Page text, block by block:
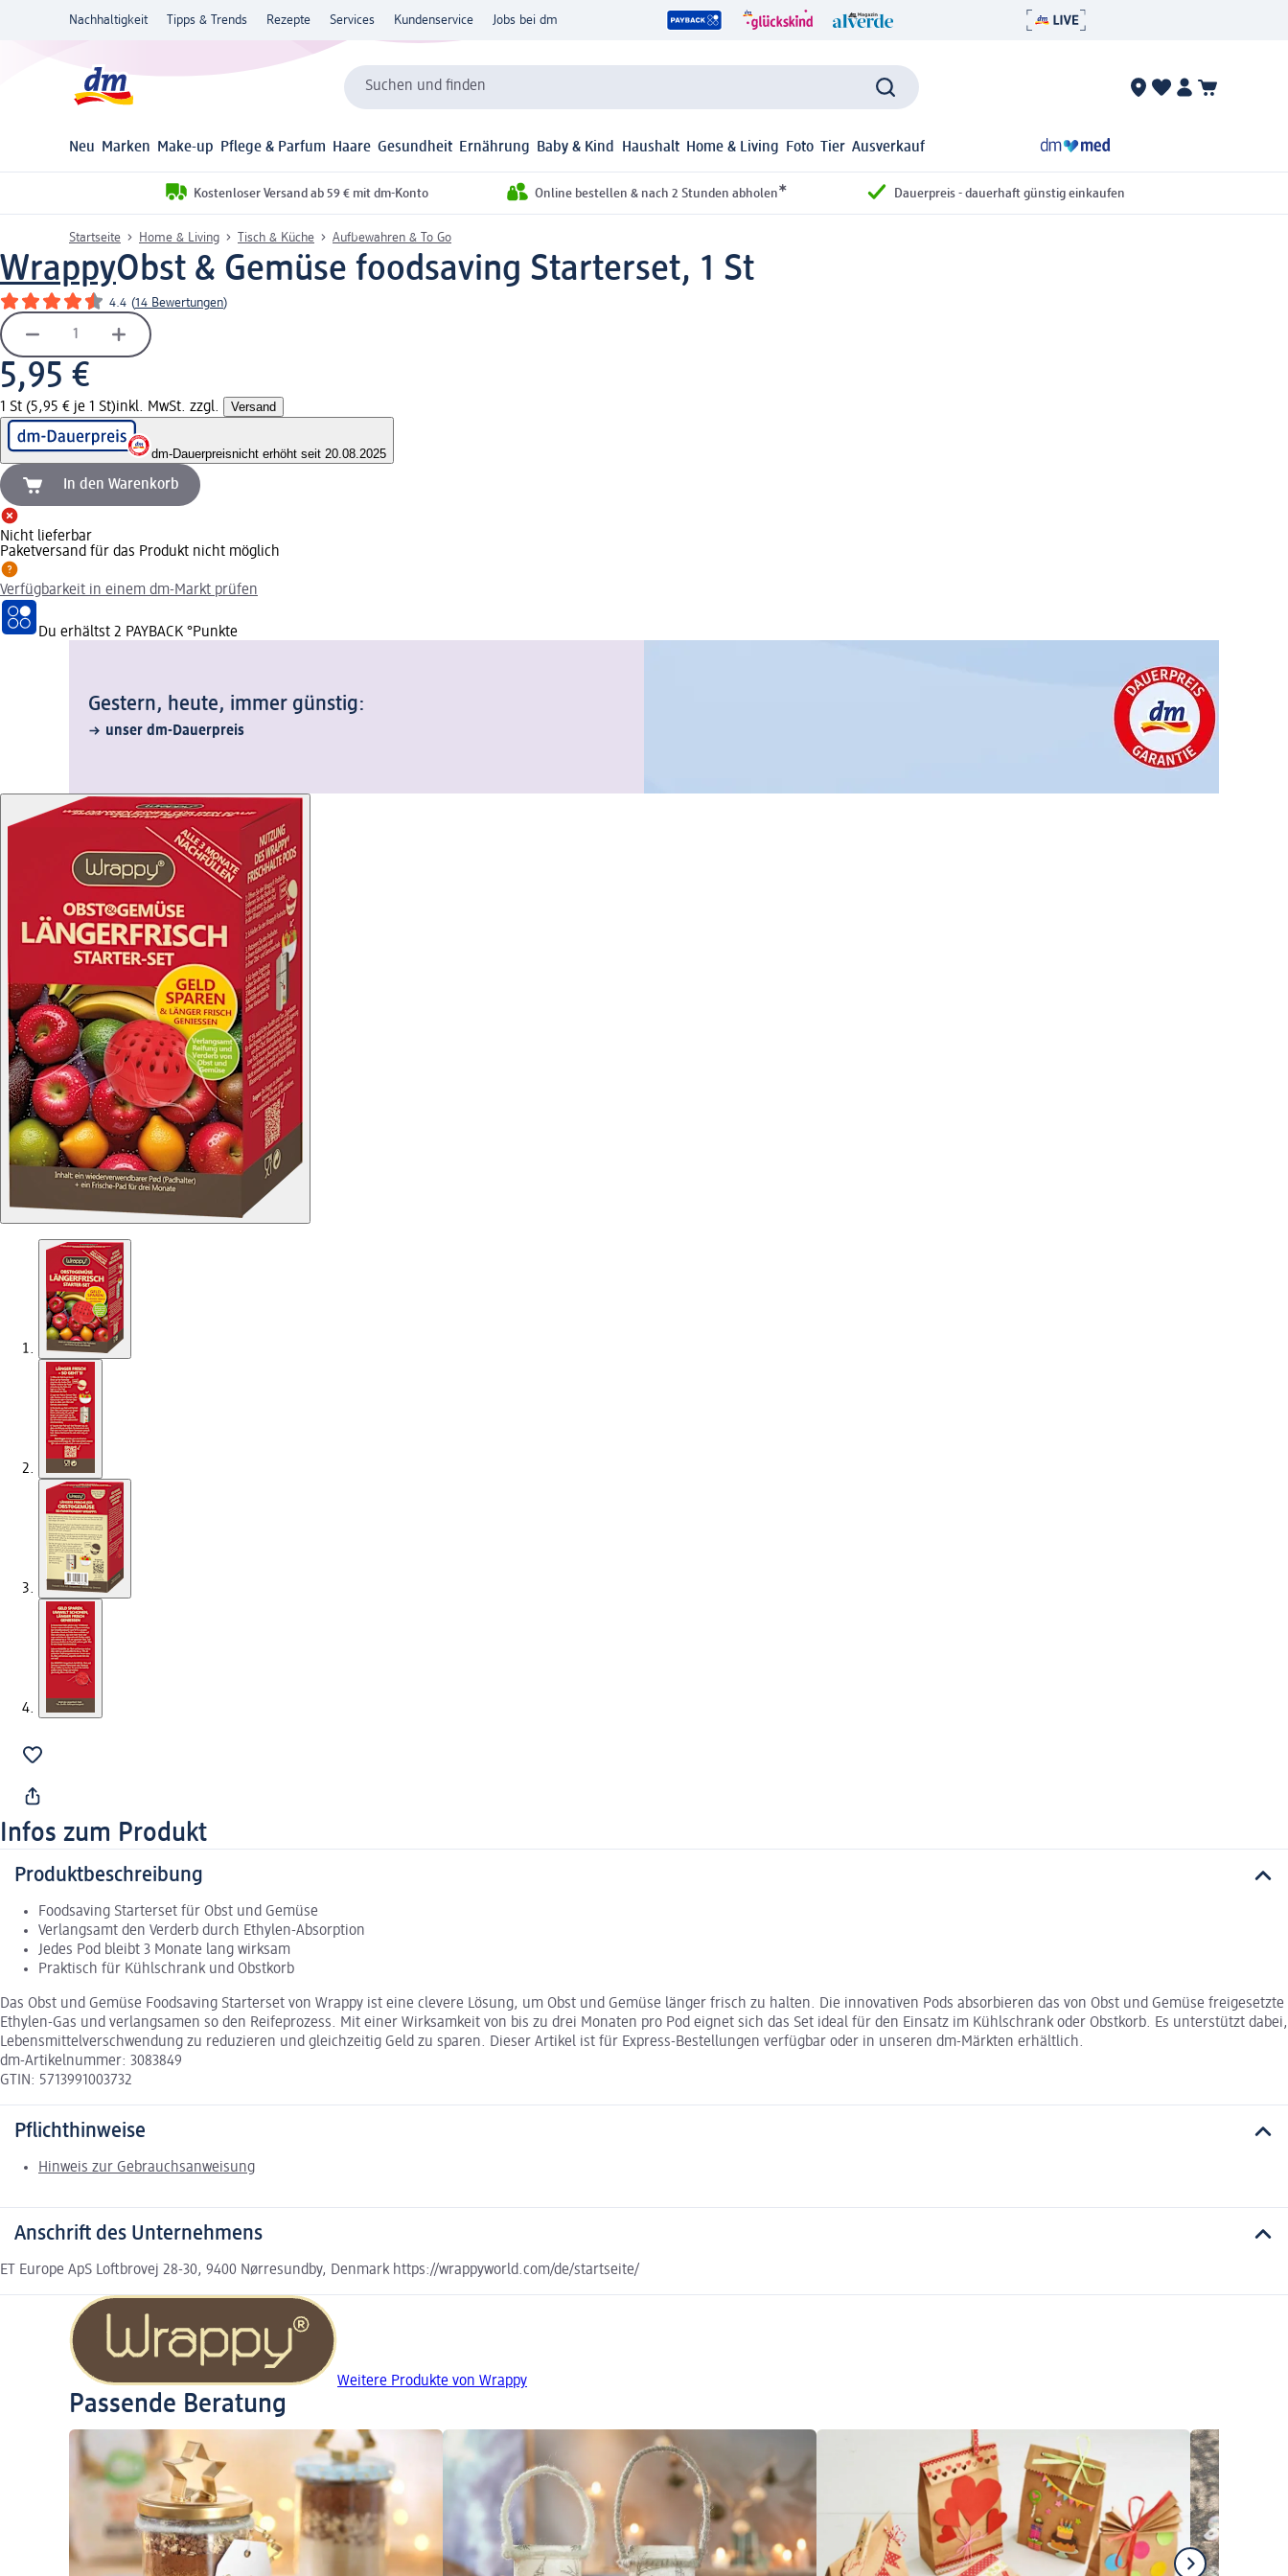
Nachhaltigkeit Tipps & Trends Rezepte Services Kundenservice Jobs bei dm
Suchen und finden
Neu Marken Make-up Pflege & Parfum Haare Gesundheit Ernährung Baby & Kind Haushalt Home & Living Foto Tier Ausverkauf
Kostenloser Versand ab 59 € mit dm-Konto Online bestellen & nach 2 Stunden abholen* Dauerpreis - dauerhaft günstig einkaufen
Startseite Home & Living Tisch & Küche Aufbewahren & To Go
WrappyObst & Gemüse foodsaving Starterset, 1 St
4.4 (14 Bewertungen)
5,95 €
1 St (5,95 € je 1 St)inkl. MwSt. zzgl. Versand
dm-Dauerpreisnicht erhöht seit 20.08.2025
In den Warenkorb
Nicht lieferbar
Paketversand für das Produkt nicht möglich
Verfügbarkeit in einem dm-Markt prüfen
Du erhältst 2 PAYBACK °Punkte
Gestern, heute, immer günstig:
unser dm-Dauerpreis
Infos zum Produkt
Produktbeschreibung
Foodsaving Starterset für Obst und Gemüse
Verlangsamt den Verderb durch Ethylen-Absorption
Jedes Pod bleibt 3 Monate lang wirksam
Praktisch für Kühlschrank und Obstkorb
Das Obst und Gemüse Foodsaving Starterset von Wrappy ist eine clevere Lösung, um Obst und Gemüse länger frisch zu halten. Die innovativen Pods absorbieren das von Obst und Gemüse freigesetzte
Ethylen-Gas und verlangsamen so den Reifeprozess. Mit einer Wirksamkeit von bis zu drei Monaten pro Pod eignet sich das Set ideal für den Einsatz im Kühlschrank oder Obstkorb. Es unterstützt dabei,
Lebensmittelverschwendung zu reduzieren und gleichzeitig Geld zu sparen. Dieser Artikel ist für Express-Bestellungen verfügbar oder in unseren dm-Märkten erhältlich.
dm-Artikelnummer: 3083849
GTIN: 5713991003732
Pflichthinweise
Hinweis zur Gebrauchsanweisung
Anschrift des Unternehmens
ET Europe ApS Loftbrovej 28-30, 9400 Nørresundby, Denmark https://wrappyworld.com/de/startseite/
Weitere Produkte von Wrappy
Passende Beratung